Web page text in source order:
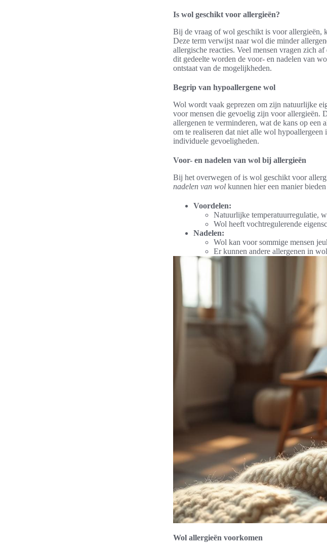
Is wol geschikt voor allergieën?
Bij de vraag of wol geschikt is voor allergieën,
Deze term verwijst naar wol die minder
allergische reacties. Veel mensen vragen zich
dit gedeelte worden de voor- en nadelen van
ontstaat van de mogelijkheden.
Begrip van hypoallergene wol
Wol wordt vaak geprezen om zijn natuurlijke
voor mensen die gevoelig zijn voor allergieën.
allergenen te verminderen, wat de kans op
om te realiseren dat niet alle wol
individuele gevoeligheden.
Voor- en nadelen van wol bij allergieën
Bij het overwegen of is wol geschikt voor
nadelen van wol kunnen hier een manier
Voordelen:
Natuurlijke temperatuurregulatie,
Wol heeft vochtregulerende
Nadelen:
Wol kan voor sommige mensen
Er kunnen andere allergenen in
Wol allergieën voorkomen